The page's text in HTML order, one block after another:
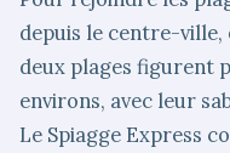
depuis le centre-ville,
deux plages figurent
environs, avec leur
Le Spiagge Express